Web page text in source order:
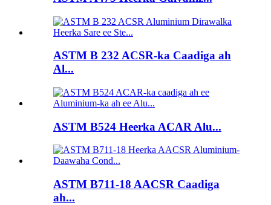
ASTM B 232 ACSR-ka Caadiga ah
Al...
ASTM B524 Heerka ACAR Alu...
ASTM B711-18 AACSR Caadiga
ah...